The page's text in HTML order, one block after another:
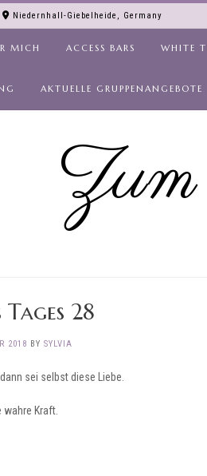
Niedernhall-Giebelheide, Germany
MICH ACCESS BARS WHITE
AKTUELLE GRUPPENANGEBOTE
Tages 28
2018 BY SYLVIA
sei selbst diese Liebe.
wahre Kraft.